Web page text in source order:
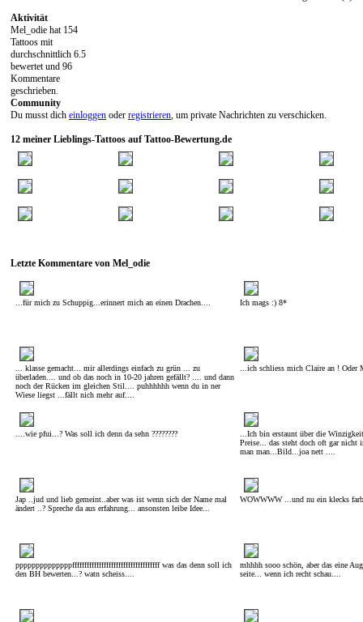
Aktivität
Mel_odie hat 154
Tattoos mit
durchschnittlich 6.5
bewertet und 96
Kommentare
geschrieben.
Community
Du musst dich einloggen oder registrieren, um private Nachrichten zu verschicken.
12 meiner Lieblings-Tattoos auf Tattoo-Bewertung.de
Letzte Kommentare von Mel_odie
...für mich zu Schuppig...erinnert mich an einen Drachen.... Ich mags :) 8*
... klasse gemacht... mir allerdings einfach zu grün ... zu
überladen.... und ob das noch in 10-20 jahren gefällt? .... und dann
noch der Rücken im gleichen Stil.... puhhhhhh wenn du in ner
Wiese liegst ...fällt nich mehr auf....
...ich schliess mich Claire an ! Oder
....wie pfui...? Was soll ich denn da sehn ????????
...Ich bin erstaunt über die
Preise... das steht doch oft gar nicht
man man...Bild...joa nett ....
Jap ..jud und lieb gemeint..aber was ist wenn sich der Name mal
ändert ..? Spreche da aus erfahrung... ansonsten leibe Idee...
WOWWWW ...und nu ein klecks
ppppppppppppppffffffffffffffffffffffffffffffffffff was das denn soll ich
den BH bewerten...? watn scheiss....
mhhhh sooo schön, aber das eine
seite... wenn ich recht schau....